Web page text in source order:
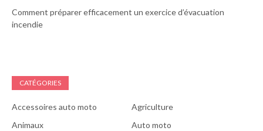
Comment préparer efficacement un exercice d’évacuation
incendie
CATÉGORIES
Accessoires auto moto
Agriculture
Animaux
Auto moto